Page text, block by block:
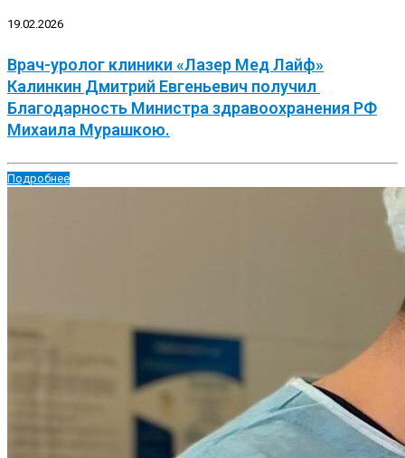
19.02.2026
Врач-уролог клиники «Лазер Мед Лайф»
Калинкин Дмитрий Евгеньевич получил
Благодарность Министра здравоохранения РФ
Михаила Мурашкою.
Подробнее